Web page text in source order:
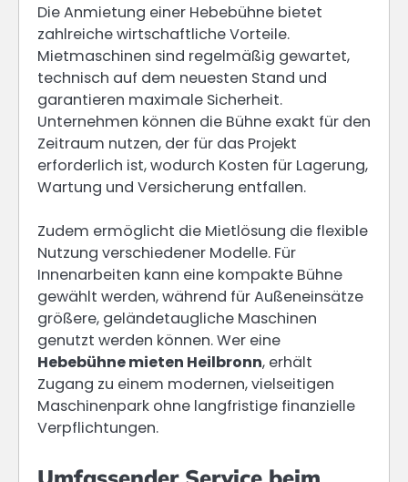
Die Anmietung einer Hebebühne bietet
zahlreiche wirtschaftliche Vorteile.
Mietmaschinen sind regelmäßig gewartet,
technisch auf dem neuesten Stand und
garantieren maximale Sicherheit.
Unternehmen können die Bühne exakt für den
Zeitraum nutzen, der für das Projekt
erforderlich ist, wodurch Kosten für Lagerung,
Wartung und Versicherung entfallen.
Zudem ermöglicht die Mietlösung die flexible
Nutzung verschiedener Modelle. Für
Innenarbeiten kann eine kompakte Bühne
gewählt werden, während für Außeneinsätze
größere, geländetaugliche Maschinen
genutzt werden können. Wer eine
Hebebühne mieten Heilbronn, erhält
Zugang zu einem modernen, vielseitigen
Maschinenpark ohne langfristige finanzielle
Verpflichtungen.